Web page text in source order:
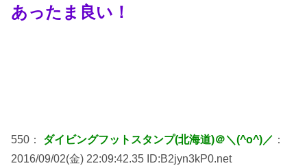
あったま良い！
550： ダイビングフットスタンプ(北海道)＠＼(^o^)／ ：
2016/09/02(金) 22:09:42.35 ID:B2jyn3kP0.net